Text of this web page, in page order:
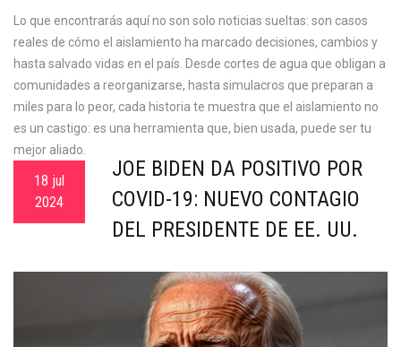
Lo que encontrarás aquí no son solo noticias sueltas: son casos
reales de cómo el aislamiento ha marcado decisiones, cambios y
hasta salvado vidas en el país. Desde cortes de agua que obligan a
comunidades a reorganizarse, hasta simulacros que preparan a
miles para lo peor, cada historia te muestra que el aislamiento no
es un castigo: es una herramienta que, bien usada, puede ser tu
mejor aliado.
18 jul
2024
JOE BIDEN DA POSITIVO POR
COVID-19: NUEVO CONTAGIO
DEL PRESIDENTE DE EE. UU.